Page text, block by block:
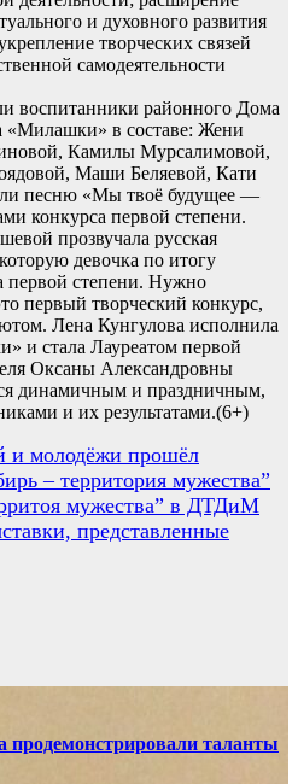
и духовного развития
творческих связей
самодеятельности
воспитанники районного Дома
«Милашки» в составе: Жени
Камилы Мурсалимовой,
Маши Беляевой, Кати
песню «Мы твоё будущее —
конкурса первой степени.
прозвучала русская
девочка по итогу
первой степени. Нужно
первый творческий конкурс,
Лена Кунгулова исполнила
и стала Лауреатом первой
Оксаны Александровны
динамичным и праздничным,
и их результатами.(6+)
и молодёжи прошёл
– территория мужества”
мужества” в ДТДиМ
представленные
продемонстрировали таланты